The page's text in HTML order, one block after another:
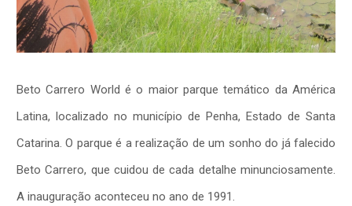
Beto Carrero World é o maior parque temático da América
Latina, localizado no município de Penha, Estado de Santa
Catarina. O parque é a realização de um sonho do já falecido
Beto Carrero, que cuidou de cada detalhe minunciosamente.
A inauguração aconteceu no ano de 1991.